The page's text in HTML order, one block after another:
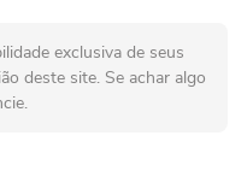
exclusiva de seus
deste site. Se achar algo